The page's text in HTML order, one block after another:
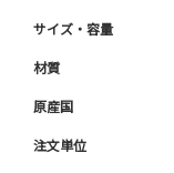
サイズ・容量
材質
原産国
注文単位